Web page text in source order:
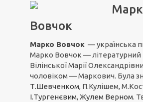
Вовчок
Марко Вовчок — українська
Марко Вовчок — літературний
Вілінської Марії
чоловіком — Маркович. Була
Т.Шевченком, П.Кулішем,
І.Тургенєвим, Жулем Верном.